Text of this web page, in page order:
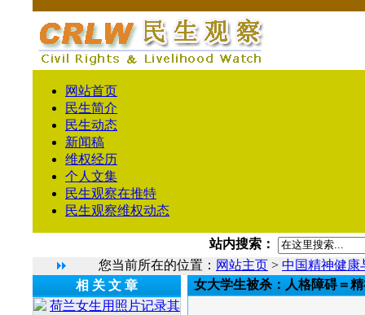
网站首页
民生简介
民生动态
新闻稿
维权经历
个人文集
民生观察在推特
民生观察维权动态
站内搜索：
您当前所在的位置： 网站主页 > 中国精神健康
相 关 文 章
荷兰女生用照片记录其
女大学生被杀：人格障碍＝